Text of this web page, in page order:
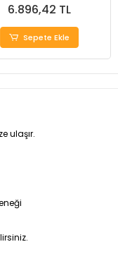
6.896,42 TL
Sepete Ekle
ulaşır.